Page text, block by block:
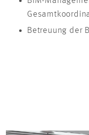
Betreuung der